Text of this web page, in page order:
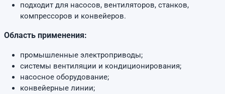
подходит для насосов, вентиляторов, станков,
компрессоров и конвейеров.
Область применения:
промышленные электроприводы;
системы вентиляции и кондиционирования;
насосное оборудование;
конвейерные линии;